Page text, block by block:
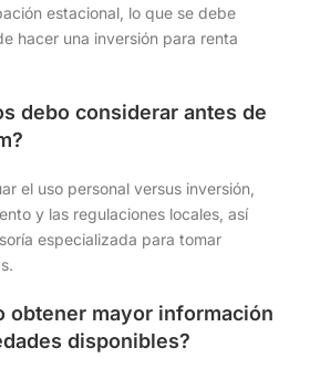
estacional, lo que se debe
hacer una inversión para renta
debo considerar antes de
el uso personal versus inversión,
y las regulaciones locales, así
especializada para tomar
obtener mayor información
disponibles?